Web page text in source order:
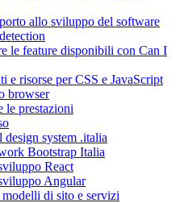
allo sviluppo del software
le feature disponibili con Can I
e risorse per CSS e JavaScript
browser
le prestazioni
system .italia
Bootstrap Italia
React
Angular
di sito e servizi